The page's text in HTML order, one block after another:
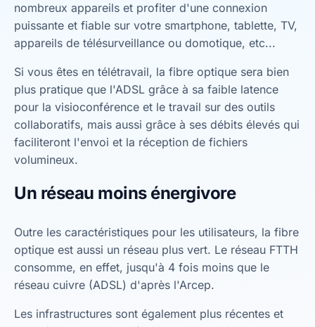
nombreux appareils et profiter d'une connexion
puissante et fiable sur votre smartphone, tablette, TV,
appareils de télésurveillance ou domotique, etc...
Si vous êtes en télétravail, la fibre optique sera bien
plus pratique que l'ADSL grâce à sa faible latence
pour la visioconférence et le travail sur des outils
collaboratifs, mais aussi grâce à ses débits élevés qui
faciliteront l'envoi et la réception de fichiers
volumineux.
Un réseau moins énergivore
Outre les caractéristiques pour les utilisateurs, la fibre
optique est aussi un réseau plus vert. Le réseau FTTH
consomme, en effet, jusqu'à 4 fois moins que le
réseau cuivre (ADSL) d'après l'Arcep.
Les infrastructures sont également plus récentes et